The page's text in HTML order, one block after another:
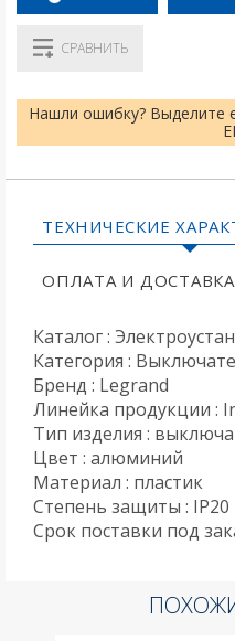
СРАВНИТЬ
Нашли ошибку? Выделите
ТЕХНИЧЕСКИЕ
ОПЛАТА И ДОСТАВКА
Каталог :
Категория :
Бренд : Legrand
Линейка продукции :
Тип изделия :
Цвет : алюминий
Материал : пластик
Степень защиты : IP20
Срок поставки под